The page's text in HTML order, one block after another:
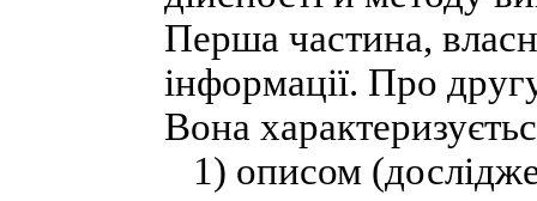
Перша частина,
інформації. Про
Вона
1) описом